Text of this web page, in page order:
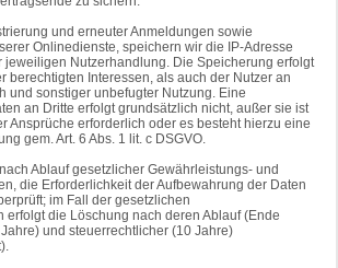
und erneuter Anmeldungen sowie
Onlinedienste, speichern wir die IP-Adresse
jeweiligen Nutzerhandlung. Die Speicherung erfolgt
berechtigten Interessen, als auch der Nutzer an
und sonstiger unbefugter Nutzung. Eine
an Dritte erfolgt grundsätzlich nicht, außer sie ist
Ansprüche erforderlich oder es besteht hierzu eine
gem. Art. 6 Abs. 1 lit. c DSGVO.
Ablauf gesetzlicher Gewährleistungs- und
die Erforderlichkeit der Aufbewahrung der Daten
im Fall der gesetzlichen
erfolgt die Löschung nach deren Ablauf (Ende
und steuerrechtlicher (10 Jahre)